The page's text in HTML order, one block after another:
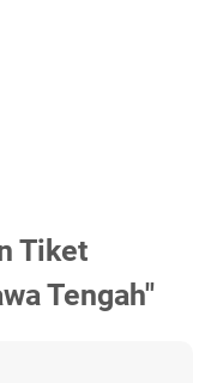
Tiket
Tengah"